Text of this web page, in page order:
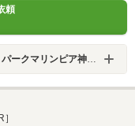
頼
クマリンピア神戸店
］